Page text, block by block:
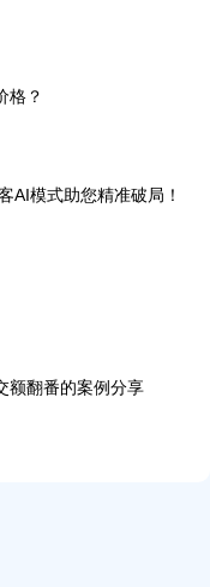
格？
AI模式助您精准破局！
额翻番的案例分享